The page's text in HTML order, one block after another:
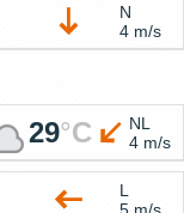
N
4 m/s
29°C
NL
4 m/s
L